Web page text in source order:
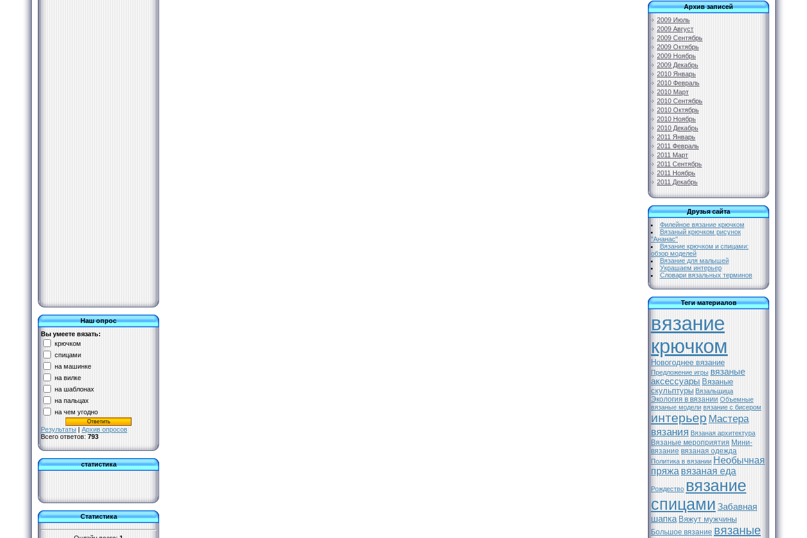
Наш опрос
Вы умеете вязать:
крючком
спицами
на машинке
на вилке
на шаблонах
на пальцах
на чем угодно
Результаты | Архив опросов
Всего ответов: 793
статистика
Статистика
Архив записей
2009 Июль
2009 Август
2009 Сентябрь
2009 Октябрь
2009 Ноябрь
2009 Декабрь
2010 Январь
2010 Февраль
2010 Март
2010 Сентябрь
2010 Октябрь
2010 Ноябрь
2010 Декабрь
2011 Январь
2011 Февраль
2011 Март
2011 Сентябрь
2011 Ноябрь
2011 Декабрь
Друзья сайта
Филейное вязание крючком
Вязаный крючком рисунок
"Ананас"
Вязание крючком и спицами:
обзор моделей
Вязание для малышей
Украшаем интерьер
Словари вязальных терминов
Теги материалов
вязание
крючком
Новогоднее вязание
Предложение игры вязаные
аксессуары Вязаные
скульптуры Вязальщица
Экология в вязании Объемные
вязаные модели вязание с бисером
интерьер Мастера
вязания Вязаная архитектура
Вязаные мероприятия Мини-
вязание вязаная одежда
Политика в вязании Необычная
пряжа вязаная еда
Рождество вязание
спицами Забавная
шапка Вяжут мужчины
Большое вязание вязаные